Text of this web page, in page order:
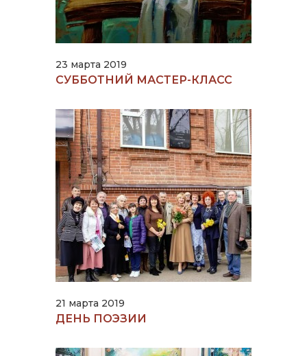
23 марта 2019
СУББОТНИЙ МАСТЕР-КЛАСС
21 марта 2019
ДЕНЬ ПОЭЗИИ